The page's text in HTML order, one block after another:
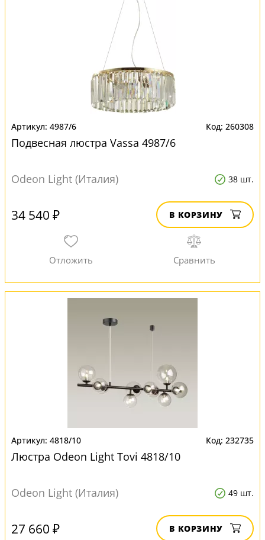
4987/6 260308
Подвесная люстра Vassa 4987/6
Odeon Light (Италия) 38 шт.
34 540 ₽ В КОРЗИНУ
4818/10 232735
Люстра Odeon Light Tovi 4818/10
Odeon Light (Италия) 49 шт.
27 660 ₽ В КОРЗИНУ